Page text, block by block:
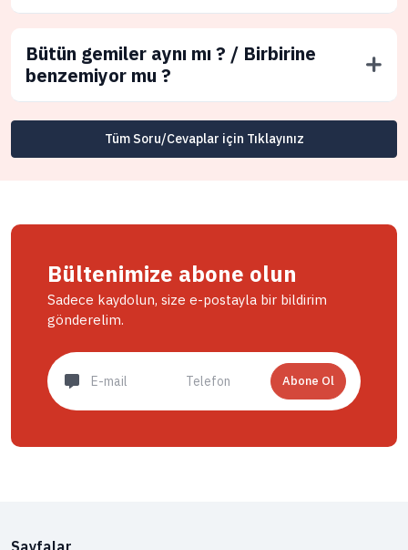
Bütün gemiler aynı mı ? / Birbirine
benzemiyor mu ?
Tüm Soru/Cevaplar için Tıklayınız
Bültenimize abone olun
Sadece kaydolun, size e-postayla bir bildirim
gönderelim.
Abone Ol
Sayfalar